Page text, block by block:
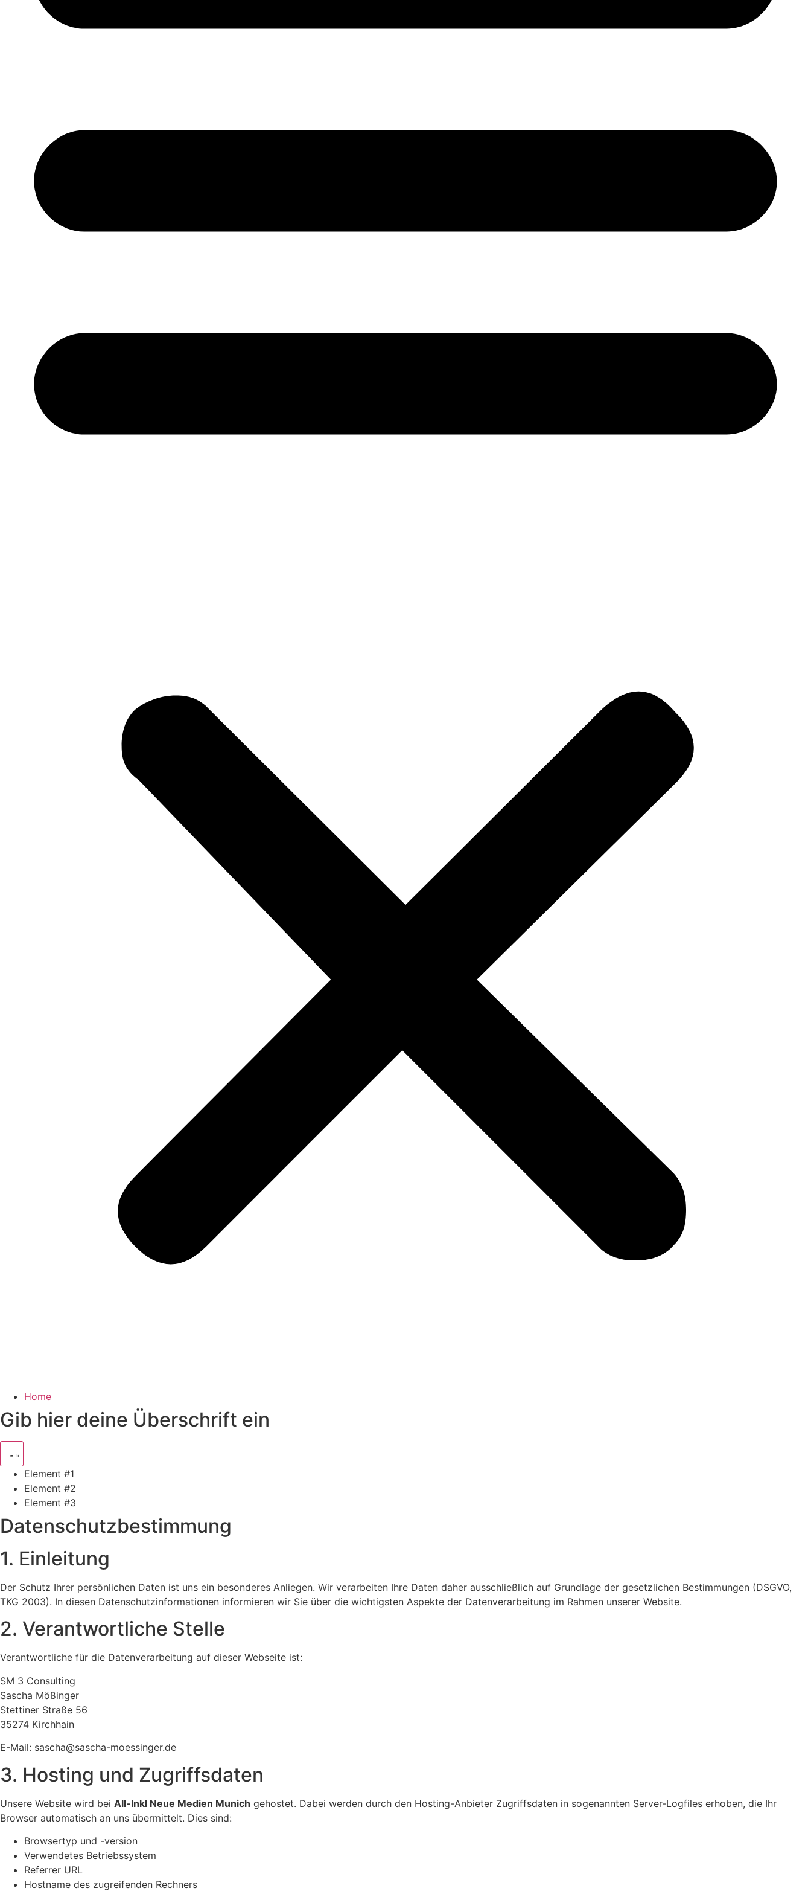
Home
Gib hier deine Überschrift ein
Element #1
Element #2
Element #3
Datenschutzbestimmung
1. Einleitung
Der Schutz Ihrer persönlichen Daten ist uns ein besonderes Anliegen. Wir verarbeiten Ihre Daten daher ausschließlich auf Grundlage der gesetzlichen Bestimmungen (DSGVO,
TKG 2003). In diesen Datenschutzinformationen informieren wir Sie über die wichtigsten Aspekte der Datenverarbeitung im Rahmen unserer Website.
2. Verantwortliche Stelle
Verantwortliche für die Datenverarbeitung auf dieser Webseite ist:
SM 3 Consulting
Sascha Mößinger
Stettiner Straße 56
35274 Kirchhain
E-Mail: sascha@sascha-moessinger.de
3. Hosting und Zugriffsdaten
Unsere Website wird bei All-Inkl Neue Medien Munich gehostet. Dabei werden durch den Hosting-Anbieter Zugriffsdaten in sogenannten Server-Logfiles erhoben, die Ihr
Browser automatisch an uns übermittelt. Dies sind:
Browsertyp und -version
Verwendetes Betriebssystem
Referrer URL
Hostname des zugreifenden Rechners